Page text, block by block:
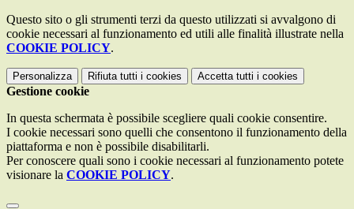
Questo sito o gli strumenti terzi da questo utilizzati si avvalgono di
cookie necessari al funzionamento ed utili alle finalità illustrate nella
COOKIE POLICY.
Personalizza Rifiuta tutti i cookies Accetta tutti i cookies
Gestione cookie
In questa schermata è possibile scegliere quali cookie consentire.
I cookie necessari sono quelli che consentono il funzionamento della
piattaforma e non è possibile disabilitarli.
Per conoscere quali sono i cookie necessari al funzionamento potete
visionare la COOKIE POLICY.